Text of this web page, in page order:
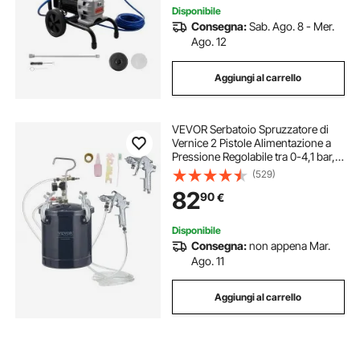
Disponibile
Consegna:Sab. Ago. 8 - Mer.
Ago. 12
Aggiungi al carrello
VEVOR Serbatoio Spruzzatore di
Vernice 2 Pistole Alimentazione a
Pressione Regolabile tra 0-4,1 bar,
Spruzzatore per Verniciatura Pistola
Doppia 1,5mm+4mm Serbatoio da
10L, Serbatoio a Spruzzo Vernice
(529)
8290€
Disponibile
Consegna:non appena Mar.
Ago. 11
Aggiungi al carrello